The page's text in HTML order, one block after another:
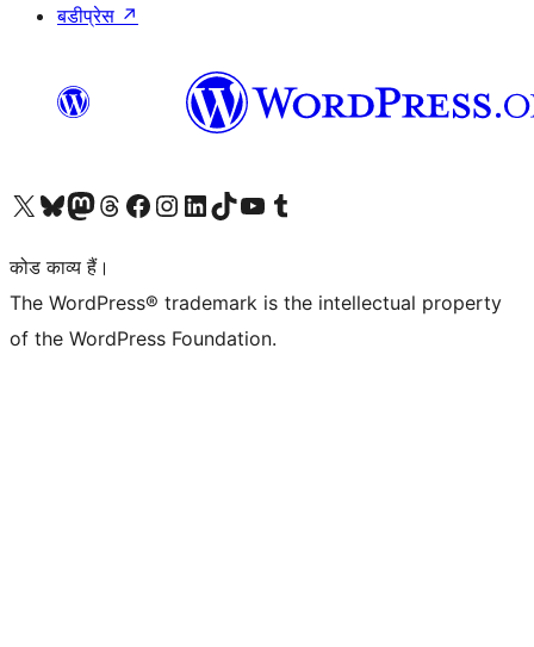
बडीप्रेस ↗
Visit our X (formerly Twitter) account
हमारे बलुस्की खाते पर जाएँVisit our Mastodon account
हमारे थ्रेड्स अकाउंट पर जाएंहमारे फेसबुक पेज पर जाएँहमारे इंस्टाग्राम अकाउंट पर जाएंहमारे लिंक्डइन खाते पर जाएँहमारे टिकटॉक खाते पर जाएँहमारे यूट्यूब चैनल पर जाएंहमारे Tumblr खाते पर जाएँ
कोड काव्य हैं।
The WordPress® trademark is the intellectual property
of the WordPress Foundation.